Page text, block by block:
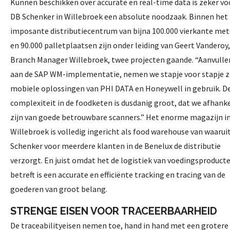
Kunnen beschikken over accurate en real-time data is zeker
DB Schenker in Willebroek een absolute noodzaak. Binnen het
imposante distributiecentrum van bijna 100.000 vierkante
en 90.000 palletplaatsen zijn onder leiding van Geert Vanderoy,
Branch Manager Willebroek, twee projecten gaande.
aan de SAP WM-implementatie, nemen we stapje voor stapje
mobiele oplossingen van PHI DATA en Honeywell in gebruik.
complexiteit in de foodketen is dusdanig groot, dat we
zijn van goede betrouwbare scanners.” Het enorme magazijn
Willebroek is volledig ingericht als food warehouse van
Schenker voor meerdere klanten in de Benelux de distributie
verzorgt. En juist omdat het de logistiek van
betreft is een accurate en efficiënte tracking en tracing van de
goederen van groot belang.
STRENGE EISEN VOOR TRACEERBAARHEID
De traceabilityeisen nemen toe, hand in hand met een grotere